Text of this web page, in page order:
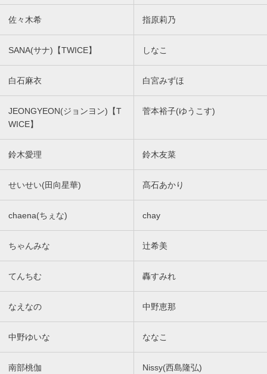
佐々木希 指原莉乃
SANA(サナ)【TWICE】 しなこ
白石麻衣 白宮みずほ
JEONGYEON(ジョンヨン)【T
WICE】
菅本裕子(ゆうこす)
鈴木愛理 鈴木友菜
せいせい(田向星華) 髙石あかり
chaena(ちぇな) chay
ちゃんみな 辻希美
てんちむ 轟すみれ
なえなの 中野恵那
中野ゆいな ななこ
南部桃伽 Nissy(西島隆弘)